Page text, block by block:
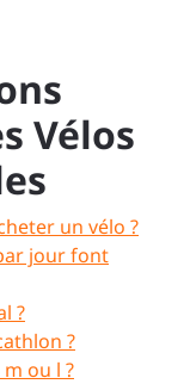
Vélos
un vélo ?
jour font
?
?
ou l ?